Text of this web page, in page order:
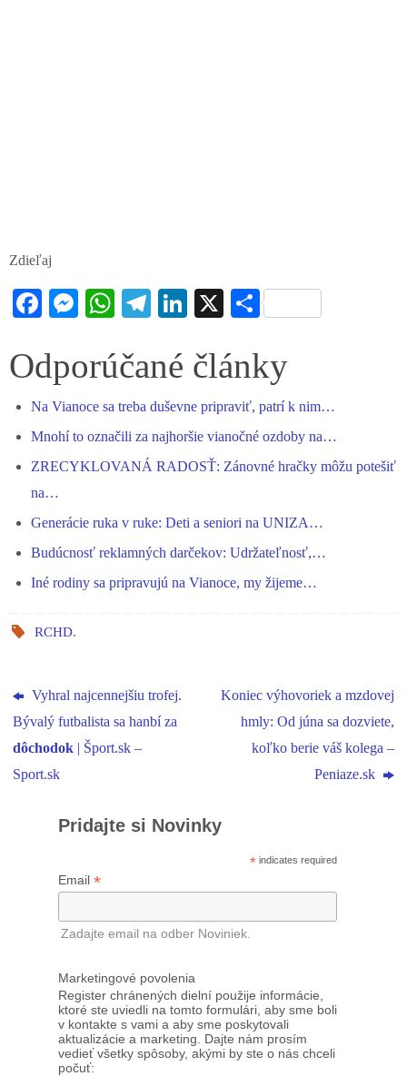
Zdieľaj
Fa
bo
ok
M
se
er
W
ts
pp
Te
gr
m
Li
ed
X S
re
Odporúčané články
Na Vianoce sa treba duševne pripraviť, patrí k nim…
Mnohí to označili za najhoršie vianočné ozdoby na…
ZRECYKLOVANÁ RADOSŤ: Zánovné hračky môžu potešiť
na…
Generácie ruka v ruke: Deti a seniori na UNIZA…
Budúcnosť reklamných darčekov: Udržateľnosť,…
Iné rodiny sa pripravujú na Vianoce, my žijeme…
RCHD.
Vyhral najcennejšiu trofej.
Bývalý futbalista sa hanbí za
dôchodok | Šport.sk –
Sport.sk
Koniec výhovoriek a mzdovej
hmly: Od júna sa dozviete,
koľko berie váš kolega –
Peniaze.sk
Pridajte si Novinky
* indicates required
Email *
Zadajte email na odber Noviniek.
Marketingové povolenia
Register chránených dielní použije informácie,
ktoré ste uviedli na tomto formulári, aby sme boli
v kontakte s vami a aby sme poskytovali
aktualizácie a marketing. Dajte nám prosím
vedieť všetky spôsoby, akými by ste o nás chceli
počuť: